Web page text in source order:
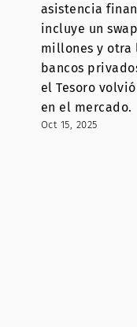
asistencia
incluye un
millones y otra
bancos
el Tesoro
en el mercado.
Oct 15, 2025